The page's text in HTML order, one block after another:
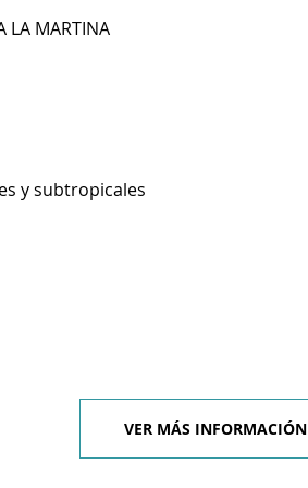
LA MARTINA
y subtropicales
VER MÁS INFORMACIÓN